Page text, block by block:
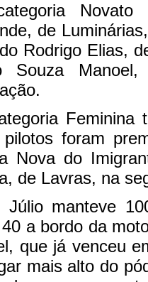
de
Rodrigo Elias,
Souza
Feminina
pilotos foram
Nova do
de Lavras, na
Júlio manteve
a bordo da
que já venceu
mais alto do